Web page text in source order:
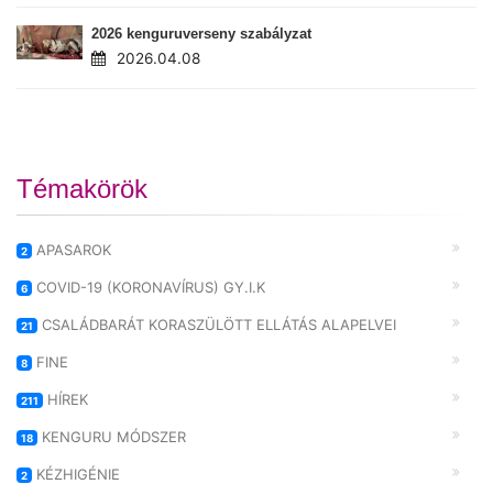
2026 kenguruverseny szabályzat
2026.04.08
Témakörök
2 APASAROK
6 COVID-19 (KORONAVÍRUS) GY.I.K
21 CSALÁDBARÁT KORASZÜLÖTT ELLÁTÁS ALAPELVEI
8 FINE
211 HÍREK
18 KENGURU MÓDSZER
2 KÉZHIGÉNIE